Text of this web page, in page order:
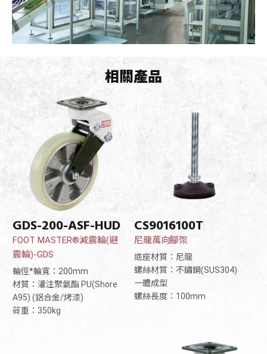
相關產品
GDS-200-ASF-HUD
FOOT MASTER®減震輪(避
震輪)-GDS
輪徑*輪寬：200mm
材質：灌注聚氨酯 PU(Shore
A95) (鋁合金/烤漆)
荷重：350kg
CS9016100T
尼龍萬向腳架
底座材質：尼龍
螺絲材質：不鏽鋼(SUS304)
一體成型
螺絲長度：100mm